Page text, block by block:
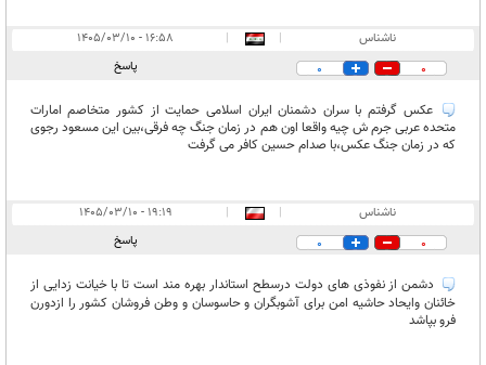
ناشناس |
|
۱۶:۵۸ - ۱۴۰۵/۰۳/۱۰
0
0 پاسخ
عکس گرفتم با سران دشمنان ایران اسلامی حمایت از کشور متخاصم امارات
متحده عربی جرم ش چیه واقعا اون هم در زمان جنگ چه فرقی،بین این مسعود رجوی
که در زمان جنگ عکس،با صدام حسین کافر می گرفت
ناشناس |
|
۱۹:۱۹ - ۱۴۰۵/۰۳/۱۰
0
0 پاسخ
دشمن از نفوذی های دولت درسطح استاندار بهره مند است تا با خیانت زدایی از
خائنان وایحاد حاشیه امن برای آشوبگران و حاسوسان و وطن فروشان کشور را ازدورن
فرو بپاشد